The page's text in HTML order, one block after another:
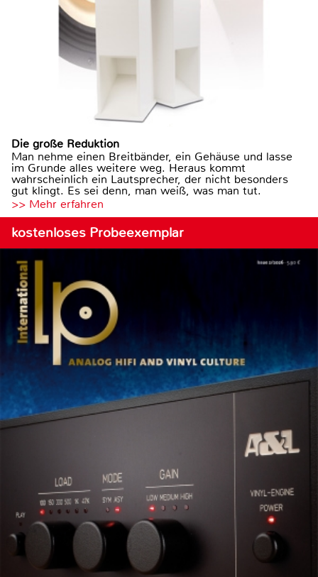
Die große Reduktion
Man nehme einen Breitbänder, ein Gehäuse und lasse
im Grunde alles weitere weg. Heraus kommt
wahrscheinlich ein Lautsprecher, der nicht besonders
gut klingt. Es sei denn, man weiß, was man tut.
>> Mehr erfahren
kostenloses Probeexemplar